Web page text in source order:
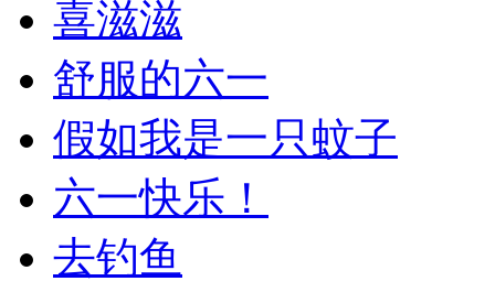
喜滋滋
舒服的六一
假如我是一只蚊子
六一快乐！
去钓鱼